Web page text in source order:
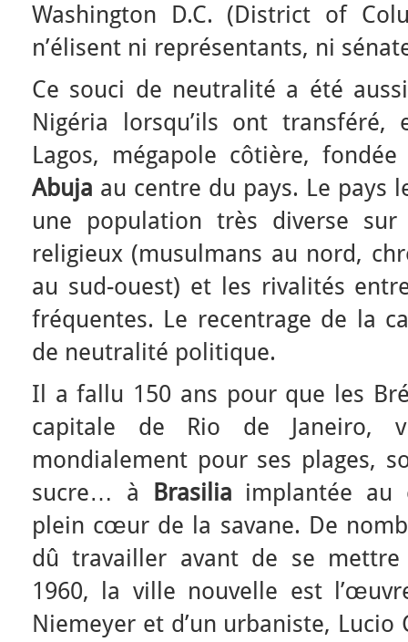
Washington D.C. (District of
n’élisent ni représentants, ni
Ce souci de neutralité a été
Nigéria lorsqu’ils ont
Lagos, mégapole côtière,
Abuja au centre du pays. Le pays
une population très diverse
religieux (musulmans au nord,
au sud-ouest) et les rivalités
fréquentes. Le recentrage de la
de neutralité politique.
Il a fallu 150 ans pour que les
capitale de Rio de Janeiro,
mondialement pour ses plages,
sucre… à
Brasilia implantée au
plein cœur de la savane. De
dû travailler avant de se mettre
1960, la ville nouvelle est
Niemeyer et d’un urbaniste, Lucio